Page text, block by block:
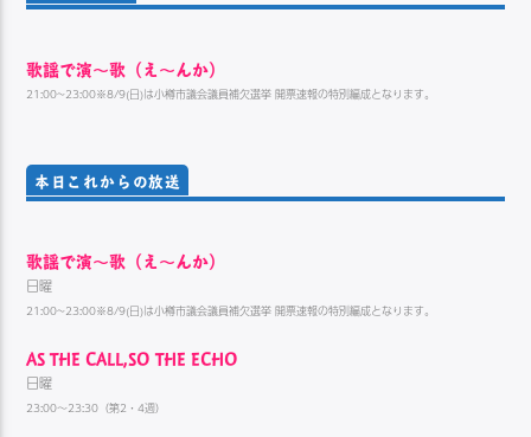
歌謡で演〜歌（え〜んか）
21:00~23:00※8/9(日)は小樽市議会議員補欠選挙 開票速報の特別編成となります。
本日これからの放送
歌謡で演〜歌（え〜んか）
日曜
21:00~23:00※8/9(日)は小樽市議会議員補欠選挙 開票速報の特別編成となります。
AS THE CALL,SO THE ECHO
日曜
23:00～23:30（第2・4週）